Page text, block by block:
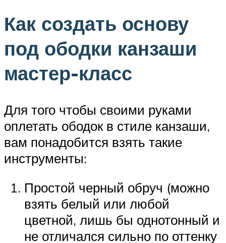
Как создать основу
под ободки канзаши
мастер-класс
Для того чтобы своими руками
оплетать ободок в стиле канзаши,
вам понадобится взять такие
инструменты:
Простой черный обруч (можно
взять белый или любой
цветной, лишь бы однотонный и
не отличался сильно по оттенку